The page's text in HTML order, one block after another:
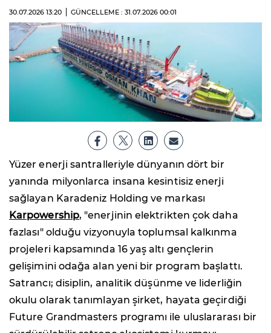
30.07.2026 13:20 GÜNCELLEME : 31.07.2026 00:01
Yüzer enerji santralleriyle dünyanın dört bir
yanında milyonlarca insana kesintisiz enerji
sağlayan Karadeniz Holding ve markası
Karpowership, "enerjinin elektrikten çok daha
fazlası" olduğu vizyonuyla toplumsal kalkınma
projeleri kapsamında 16 yaş altı gençlerin
gelişimini odağa alan yeni bir program başlattı.
Satrancı; disiplin, analitik düşünme ve liderliğin
okulu olarak tanımlayan şirket, hayata geçirdiği
Future Grandmasters programı ile uluslararası bir